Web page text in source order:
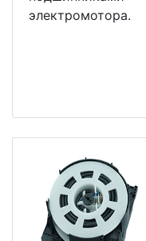
электромотора.